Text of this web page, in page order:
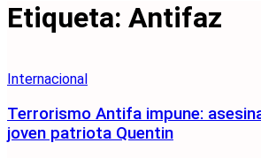
Etiqueta: Antifaz
Internacional
Terrorismo Antifa impune:
joven patriota Quentin